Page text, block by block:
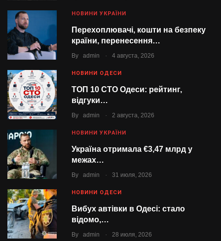
НОВИНИ УКРАЇНИ
Перехоплювачі, кошти на безпеку
країни, перенесення…
By admin . 4 августа, 2026
НОВИНИ ОДЕСИ
ТОП 10 СТО Одеси: рейтинг,
відгуки…
By admin . 2 августа, 2026
НОВИНИ УКРАЇНИ
Україна отримала €3,47 млрд у
межах…
By admin . 31 июля, 2026
НОВИНИ ОДЕСИ
Вибух автівки в Одесі: стало
відомо,…
By admin . 28 июля, 2026